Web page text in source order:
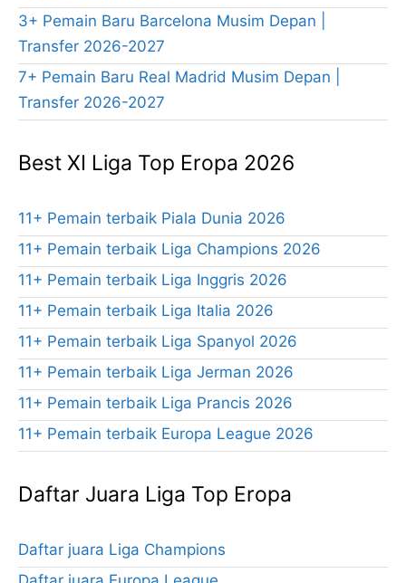
3+ Pemain Baru Barcelona Musim Depan |
Transfer 2026-2027
7+ Pemain Baru Real Madrid Musim Depan |
Transfer 2026-2027
Best XI Liga Top Eropa 2026
11+ Pemain terbaik Piala Dunia 2026
11+ Pemain terbaik Liga Champions 2026
11+ Pemain terbaik Liga Inggris 2026
11+ Pemain terbaik Liga Italia 2026
11+ Pemain terbaik Liga Spanyol 2026
11+ Pemain terbaik Liga Jerman 2026
11+ Pemain terbaik Liga Prancis 2026
11+ Pemain terbaik Europa League 2026
Daftar Juara Liga Top Eropa
Daftar juara Liga Champions